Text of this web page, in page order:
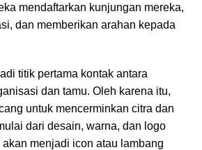
mendaftarkan kunjungan mereka,
dan memberikan arahan kepada
titik pertama kontak antara
dan tamu. Oleh karena itu,
untuk mencerminkan citra dan
dari desain, warna, dan logo
menjadi icon atau lambang